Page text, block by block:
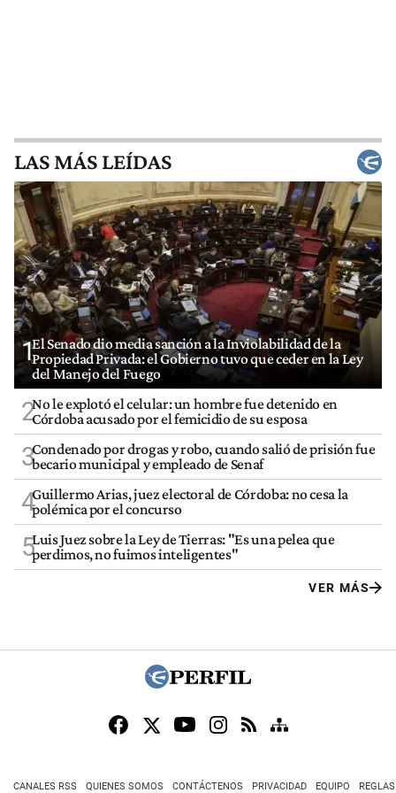
LAS MÁS LEÍDAS
1El Senado dio media sanción a la Inviolabilidad de la
Propiedad Privada: el Gobierno tuvo que ceder en la Ley
del Manejo del Fuego
2No le explotó el celular: un hombre fue detenido en
Córdoba acusado por el femicidio de su esposa
3Condenado por drogas y robo, cuando salió de prisión fue
becario municipal y empleado de Senaf
4Guillermo Arias, juez electoral de Córdoba: no cesa la
polémica por el concurso
5Luis Juez sobre la Ley de Tierras: "Es una pelea que
perdimos, no fuimos inteligentes"
VER MÁS
CANALES RSS QUIENES SOMOS CONTÁCTENOS PRIVACIDAD EQUIPO